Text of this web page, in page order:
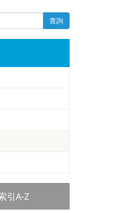
查詢
引A-Z